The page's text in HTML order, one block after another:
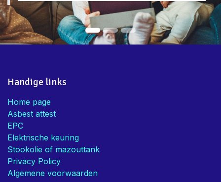
Handige links
Home page
Asbest attest
EPC
Elektrische keuring
Stookolie of mazouttank
Privacy Policy
Algemene voorwaarden